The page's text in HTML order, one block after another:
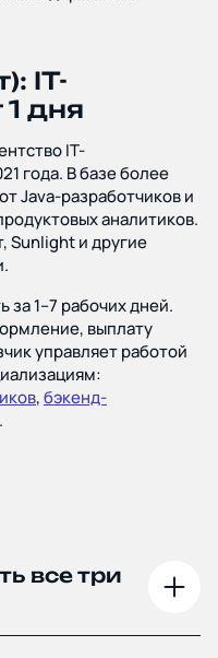
IT-
дня
IT-
года. В базе более
Java-разработчиков и
аналитиков.
Sunlight и другие
1–7 рабочих дней.
выплату
управляет работой
,бэкенд-
.
все три